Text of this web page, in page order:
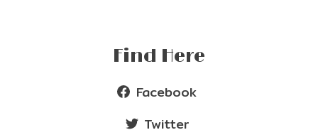
Find Here
Facebook
Twitter